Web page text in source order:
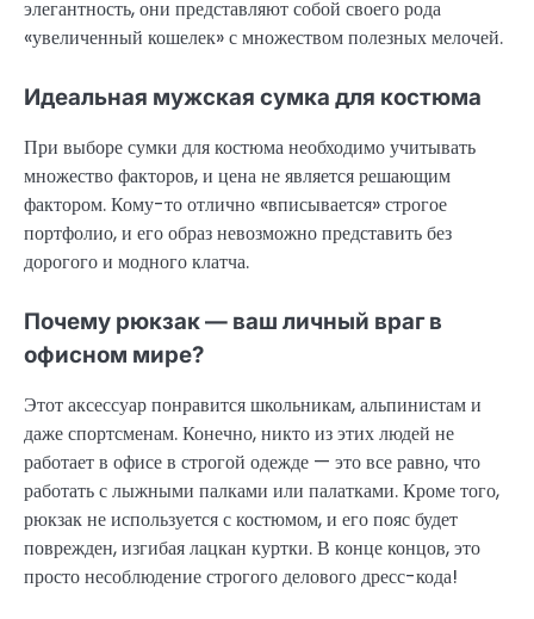
элегантность, они представляют собой своего рода
«увеличенный кошелек» с множеством полезных мелочей.
Идеальная мужская сумка для костюма
При выборе сумки для костюма необходимо учитывать
множество факторов, и цена не является решающим
фактором. Кому-то отлично «вписывается» строгое
портфолио, и его образ невозможно представить без
дорогого и модного клатча.
Почему рюкзак — ваш личный враг в
офисном мире?
Этот аксессуар понравится школьникам, альпинистам и
даже спортсменам. Конечно, никто из этих людей не
работает в офисе в строгой одежде — это все равно, что
работать с лыжными палками или палатками. Кроме того,
рюкзак не используется с костюмом, и его пояс будет
поврежден, изгибая лацкан куртки. В конце концов, это
просто несоблюдение строгого делового дресс-кода!